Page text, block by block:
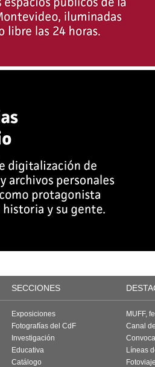
SECCIONES
Exposiciones
Fotografías del CdF
Investigación
Educativa
Catálogo
MUFF,
Canal
Líneas